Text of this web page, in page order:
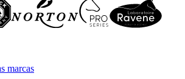
marcas